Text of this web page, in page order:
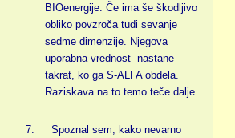
BIOenergije. Če ima še škodljivo
obliko povzroča tudi sevanje
sedme dimenzije. Njegova
uporabna vrednost nastane
takrat, ko ga S-ALFA obdela.
Raziskava na to temo teče dalje.
7.
Spoznal sem, kako nevarno